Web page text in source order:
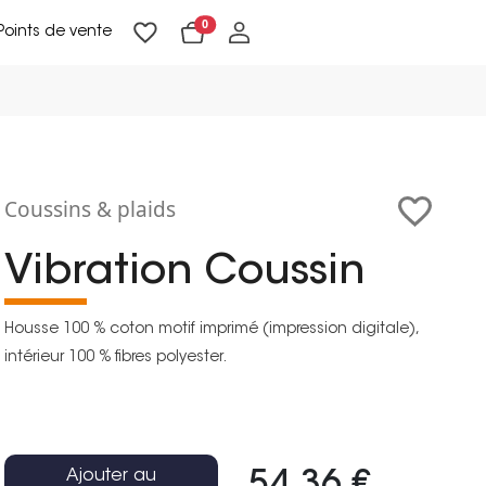
de vente 0
Coussins & plaids
Vibration Coussin
Housse 100 % coton motif imprimé (impression digitale),
intérieur 100 % fibres polyester.
Ajouter au